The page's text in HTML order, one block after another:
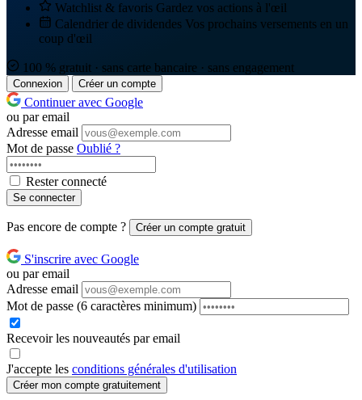
Watchlist & favoris Gardez vos actions à l'œil
Calendrier de dividendes Vos prochains versements en un
coup d'œil
100 % gratuit · sans carte bancaire · sans engagement
Connexion Créer un compte
Continuer avec Google
ou par email
Adresse email
Mot de passe Oublié ?
Rester connecté
Se connecter
Pas encore de compte ? Créer un compte gratuit
S'inscrire avec Google
ou par email
Adresse email
Mot de passe (6 caractères minimum)
Recevoir les nouveautés par email
J'accepte les conditions générales d'utilisation
Créer mon compte gratuitement